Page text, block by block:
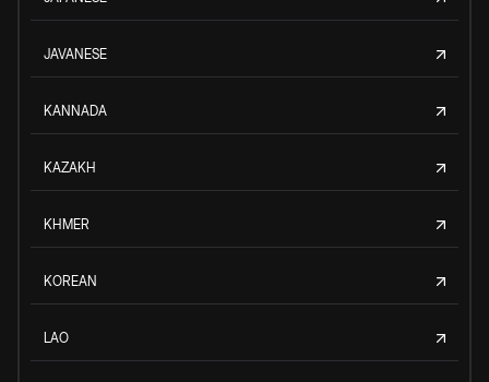
JAVANESE
KANNADA
KAZAKH
KHMER
KOREAN
LAO